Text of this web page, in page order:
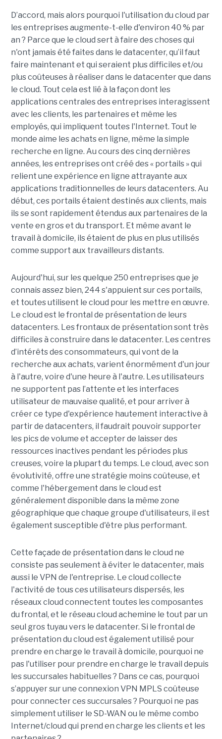
D’accord, mais alors pourquoi l'utilisation du cloud par
les entreprises augmente-t-elle d'environ 40 % par
an ? Parce que le cloud sert à faire des choses qui
n'ont jamais été faites dans le datacenter, qu’il faut
faire maintenant et qui seraient plus difficiles et/ou
plus coûteuses à réaliser dans le datacenter que dans
le cloud. Tout cela est lié à la façon dont les
applications centrales des entreprises interagissent
avec les clients, les partenaires et même les
employés, qui impliquent toutes l'Internet. Tout le
monde aime les achats en ligne, même la simple
recherche en ligne. Au cours des cinq dernières
années, les entreprises ont créé des « portails » qui
relient une expérience en ligne attrayante aux
applications traditionnelles de leurs datacenters. Au
début, ces portails étaient destinés aux clients, mais
ils se sont rapidement étendus aux partenaires de la
vente en gros et du transport. Et même avant le
travail à domicile, ils étaient de plus en plus utilisés
comme support aux travailleurs distants.
Aujourd'hui, sur les quelque 250 entreprises que je
connais assez bien, 244 s'appuient sur ces portails,
et toutes utilisent le cloud pour les mettre en œuvre.
Le cloud est le frontal de présentation de leurs
datacenters. Les frontaux de présentation sont très
difficiles à construire dans le datacenter. Les centres
d’intérêts des consommateurs, qui vont de la
recherche aux achats, varient énormément d'un jour
à l'autre, voire d'une heure à l'autre. Les utilisateurs
ne supportent pas l’attente et les interfaces
utilisateur de mauvaise qualité, et pour arriver à
créer ce type d'expérience hautement interactive à
partir de datacenters, il faudrait pouvoir supporter
les pics de volume et accepter de laisser des
ressources inactives pendant les périodes plus
creuses, voire la plupart du temps. Le cloud, avec son
évolutivité, offre une stratégie moins coûteuse, et
comme l'hébergement dans le cloud est
généralement disponible dans la même zone
géographique que chaque groupe d'utilisateurs, il est
également susceptible d'être plus performant.
Cette façade de présentation dans le cloud ne
consiste pas seulement à éviter le datacenter, mais
aussi le VPN de l'entreprise. Le cloud collecte
l'activité de tous ces utilisateurs dispersés, les
réseaux cloud connectent toutes les composantes
du frontal, et le réseau cloud achemine le tout par un
seul gros tuyau vers le datacenter. Si le frontal de
présentation du cloud est également utilisé pour
prendre en charge le travail à domicile, pourquoi ne
pas l'utiliser pour prendre en charge le travail depuis
les succursales habituelles ? Dans ce cas, pourquoi
s’appuyer sur une connexion VPN MPLS coûteuse
pour connecter ces succursales ? Pourquoi ne pas
simplement utiliser le SD-WAN ou le même combo
Internet/cloud qui prend en charge les clients et les